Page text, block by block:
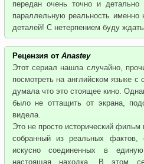
передан очень точно и
параллельную реальность
деталей! С нетерпением буду ждать
Рецензия от Anastey
Этот сериал нашла случайно,
посмотреть на английском языке с
думала что это стоящее кино.
было не оттащить от экрана,
видела.
Это не просто исторический фильм
собранный из реальных фактов,
искусно соединенных в
настоящая находка. В этом